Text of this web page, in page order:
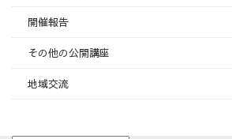
開催報告
その他の公開講座
地域交流